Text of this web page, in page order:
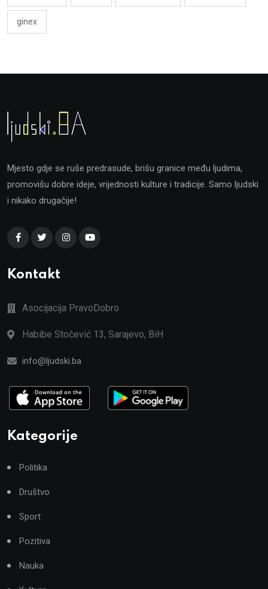
ginex
Mjesto gdje se ruše predrasude, brišu granice među ljudima,
promovišu dobre ideje, vrijednosti kulture i tradicije. Samo ljudski
i nikako drugačije!
Kontakt
Asocijacija PravoDobro
Habibe Stočević 13, Sarajevo, BiH
info@ljudski.ba
Kategorije
Politika
Društvo
Sport
Pozitiva
Nauka